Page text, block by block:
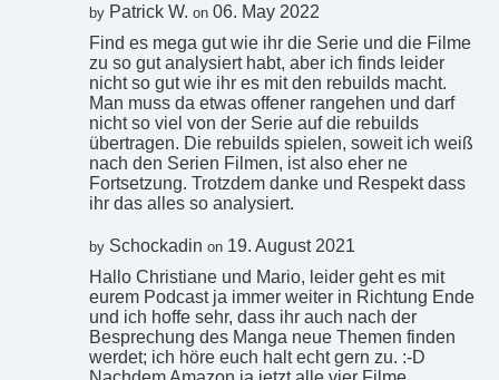
by Patrick W. on 06. May 2022
Find es mega gut wie ihr die Serie und die Filme
zu so gut analysiert habt, aber ich finds leider
nicht so gut wie ihr es mit den rebuilds macht.
Man muss da etwas offener rangehen und darf
nicht so viel von der Serie auf die rebuilds
übertragen. Die rebuilds spielen, soweit ich weiß
nach den Serien Filmen, ist also eher ne
Fortsetzung. Trotzdem danke und Respekt dass
ihr das alles so analysiert.
by Schockadin on 19. August 2021
Hallo Christiane und Mario, leider geht es mit
eurem Podcast ja immer weiter in Richtung Ende
und ich hoffe sehr, dass ihr auch nach der
Besprechung des Manga neue Themen finden
werdet; ich höre euch halt echt gern zu. :-D